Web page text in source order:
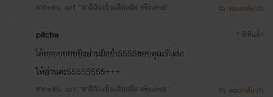
จากตอน: ep1 "สามีฉันเป็นเสือสมิง จริงเหรอ" ตอบกลับ (1)
pitcha
โอ้ยยยยยยยยิ่งอ่านยิ่งขำ5555ขอบคุณที่แต่ง
ให้อ่านค่ะ55555555+++
จากตอน: ep1 "สามีฉันเป็นเสือสมิง จริงเหรอ"
7 ปีที่แล้ว
ตอบกลับ (1)